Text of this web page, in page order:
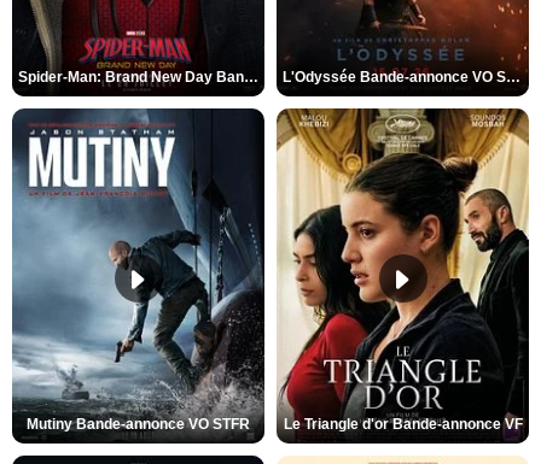
Spider-Man: Brand New Day Bande-annonce VO STFR L'Odyssée Bande-annonce VO STFR
Mutiny Bande-annonce VO STFR Le Triangle d'or Bande-annonce VF